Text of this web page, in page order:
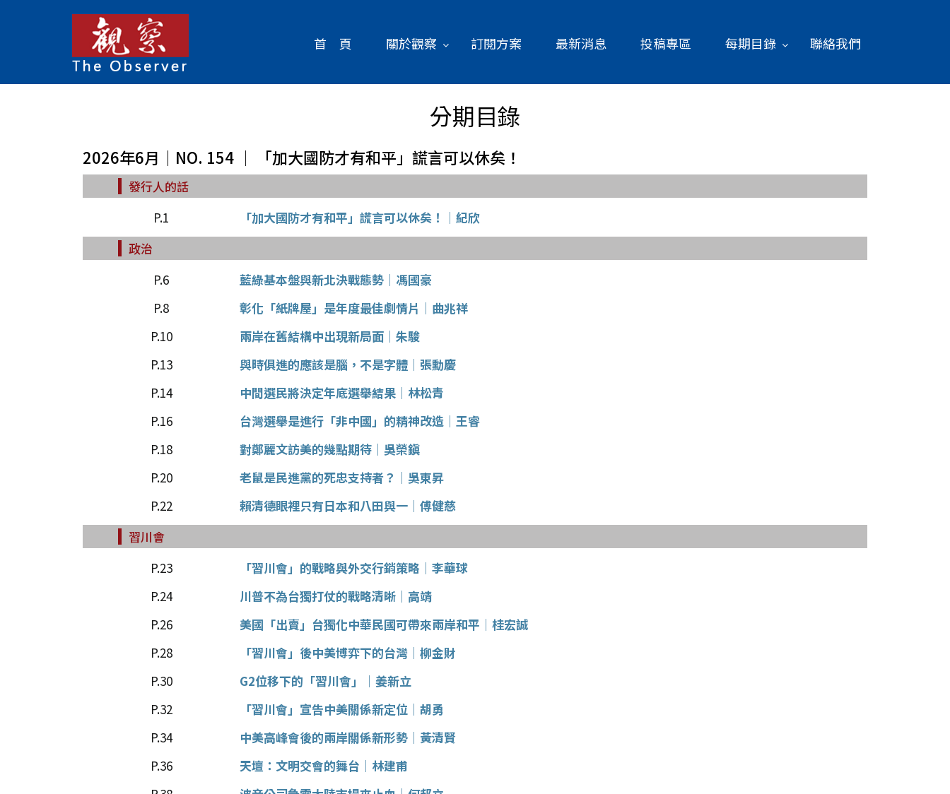
首 頁 關於觀察 訂閱方案 最新消息 投稿專區 每期目錄 聯絡我們
分期目錄
2026年6月｜NO. 154 │ 「加大國防才有和平」謊言可以休矣！
發行人的話
P.1
「加大國防才有和平」謊言可以休矣！│紀欣
政治
P.6
藍綠基本盤與新北決戰態勢│馮國豪
P.8
彰化「紙牌屋」是年度最佳劇情片│曲兆祥
P.10
兩岸在舊結構中出現新局面│朱駿
P.13
與時俱進的應該是腦，不是字體│張勳慶
P.14
中間選民將決定年底選舉結果│林松青
P.16
台灣選舉是進行「非中國」的精神改造│王睿
P.18
對鄭麗文訪美的幾點期待│吳榮鎭
P.20
老鼠是民進黨的死忠支持者？│吳東昇
P.22
賴清德眼裡只有日本和八田與一│傅健慈
習川會
P.23
「習川會」的戰略與外交行銷策略│李華球
P.24
川普不為台獨打仗的戰略清晰│高靖
P.26
美國「出賣」台獨化中華民國可帶來兩岸和平│桂宏誠
P.28
「習川會」後中美博弈下的台灣│柳金財
P.30
G2位移下的「習川會」│姜新立
P.32
「習川會」宣告中美關係新定位│胡勇
P.34
中美高峰會後的兩岸關係新形勢│黃清賢
P.36
天壇：文明交會的舞台│林建甫